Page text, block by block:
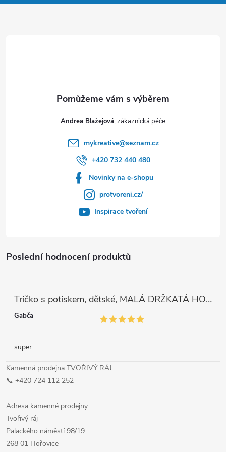
t
Poslední hodnocení produktů
Tričko s potiskem, dětské, MALÁ DRŽKATÁ HOLKA, 1 ks
Gabča
super
Kamenná prodejna TVOŘIVÝ RÁJ
📞 +420 724 112 252
Adresa kamenné prodejny:
Tvořivý ráj
Palackého náměstí 98/19
268 01 Hořovice
Andrea Blažejová
mykreative@seznam.cz
+420 732 440 480
Novinky na e-shopu
protvoreni.cz/
Inspirace tvoření